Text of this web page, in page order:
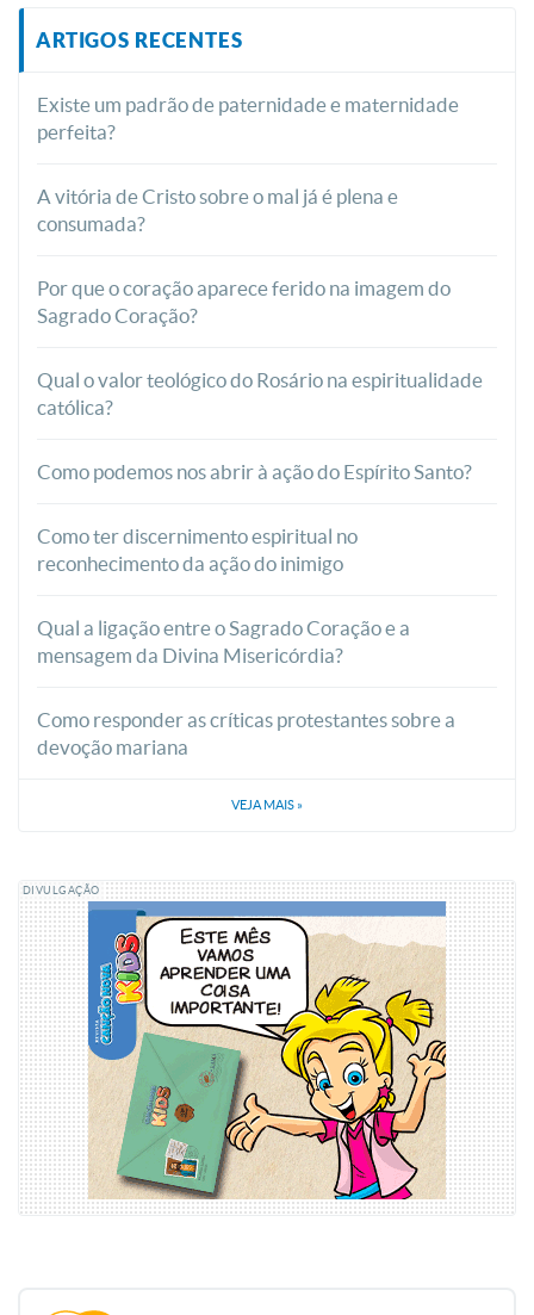
ARTIGOS RECENTES
Existe um padrão de paternidade e maternidade
perfeita?
A vitória de Cristo sobre o mal já é plena e
consumada?
Por que o coração aparece ferido na imagem do
Sagrado Coração?
Qual o valor teológico do Rosário na espiritualidade
católica?
Como podemos nos abrir à ação do Espírito Santo?
Como ter discernimento espiritual no
reconhecimento da ação do inimigo
Qual a ligação entre o Sagrado Coração e a
mensagem da Divina Misericórdia?
Como responder as críticas protestantes sobre a
devoção mariana
VEJA MAIS »
DIVULGAÇÃO